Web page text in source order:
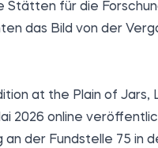
für die
das Bild von der
at the Plain of Jars,
2026 online
der Fundstelle 75 in